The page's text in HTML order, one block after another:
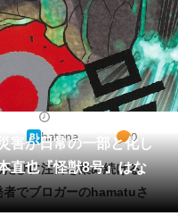
育児
ーチ
害が日常の一部と化し
直也『怪獣8号』はな
hatena 0
びに注目を集め続ける
者でブロガーのhamatuさ